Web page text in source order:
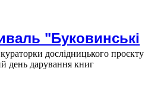
дослідницького проєкту
день дарування книг
"Буковинські